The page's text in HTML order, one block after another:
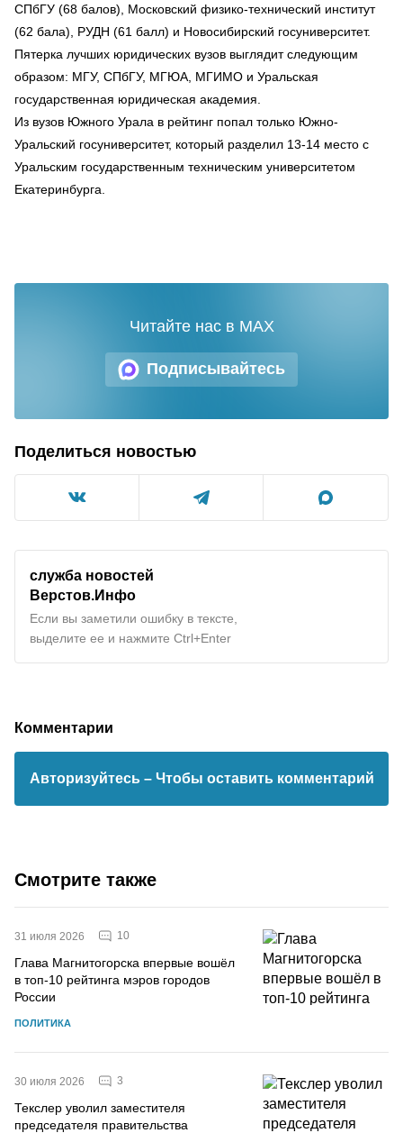
СПбГУ (68 балов), Московский физико-технический институт
(62 бала), РУДН (61 балл) и Новосибирский госуниверситет.
Пятерка лучших юридических вузов выглядит следующим
образом: МГУ, СПбГУ, МГЮА, МГИМО и Уральская
государственная юридическая академия.
Из вузов Южного Урала в рейтинг попал только Южно-
Уральский госуниверситет, который разделил 13-14 место с
Уральским государственным техническим университетом
Екатеринбурга.
Подписывайтесь
Читайте нас в MAX
Поделиться новостью
служба новостей
Верстов.Инфо
Если вы заметили ошибку в тексте,
выделите ее и нажмите Ctrl+Enter
Комментарии
Авторизуйтесь – Чтобы оставить комментарий
Смотрите также
31 июля 2026 10
Глава Магнитогорска впервые вошёл
в топ-10 рейтинга мэров городов
России
ПОЛИТИКА
30 июля 2026 3
Текслер уволил заместителя
председателя правительства